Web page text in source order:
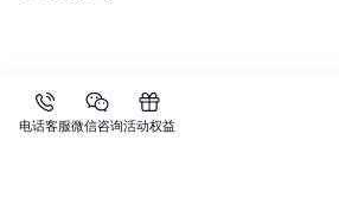
电话客服微信咨询活动权益